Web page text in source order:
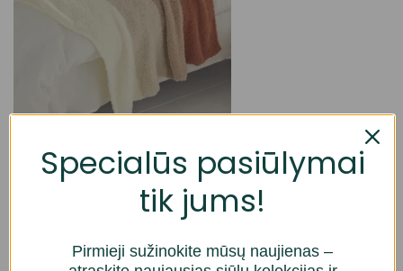
Specialūs pasiūlymai
tik jums!
Pirmieji sužinokite mūsų naujienas –